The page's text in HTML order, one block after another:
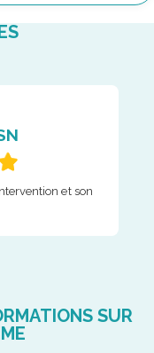
et son
SUR